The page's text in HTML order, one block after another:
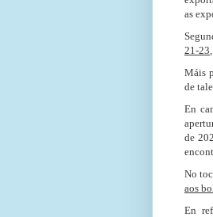
as
21-23
Máis
de
En
de
No
aos
En